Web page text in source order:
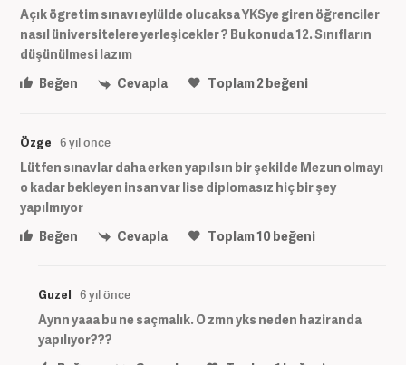
Açık ögretim sınavı eylülde olucaksa YKSye giren öğrenciler
nasıl üniversitelere yerleşicekler ? Bu konuda 12. Sınıfların
düşünülmesi lazım
Beğen
Cevapla Toplam2beğeni
Özge 6 yıl önce
Lütfen sınavlar daha erken yapılsın bir şekilde Mezun olmayı
o kadar bekleyen insan var lise diplomasız hiç bir şey
yapılmıyor
Beğen
Cevapla Toplam10beğeni
Guzel 6 yıl önce
Aynn yaaa bu ne saçmalık. O zmn yks neden haziranda
yapılıyor???